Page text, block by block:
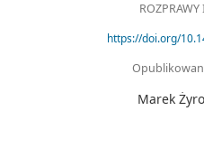
ROZPRAWY
https://doi.org/
Marek